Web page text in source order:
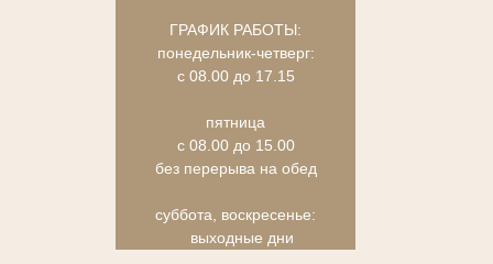
ГРАФИК РАБОТЫ:
понедельник-четверг:
с 08.00 до 17.15
пятница
с 08.00 до 15.00
без перерыва на обед
суббота, воскресенье:
выходные дни